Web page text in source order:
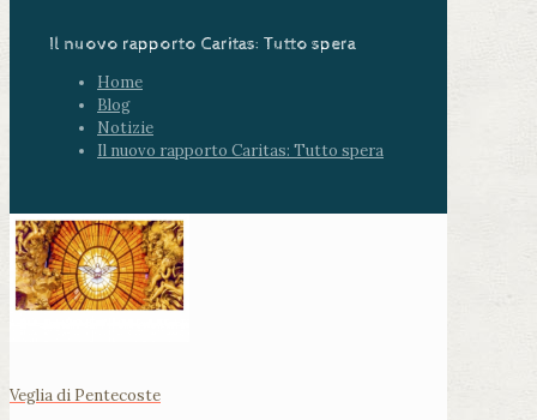
Il nuovo rapporto Caritas: Tutto spera
Home
Blog
Notizie
Il nuovo rapporto Caritas: Tutto spera
Veglia di Pentecoste